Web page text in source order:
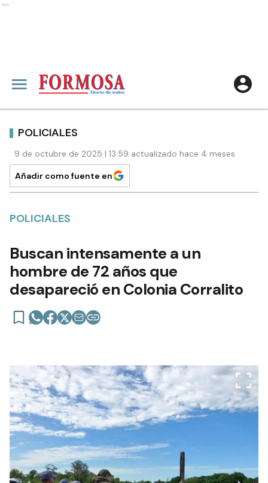
Ads
POLICIALES
9 de octubre de 2025 | 13:59 actualizado hace 4 meses
Añadir como fuente en
POLICIALES
Buscan intensamente a un
hombre de 72 años que
desapareció en Colonia Corralito